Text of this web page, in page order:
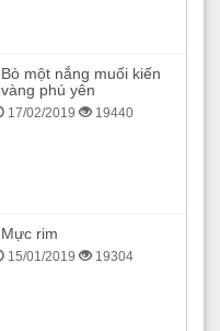
Bò một nắng muối kiến
vàng phú yên
17/02/2019 19440
Mực rim
15/01/2019 19304